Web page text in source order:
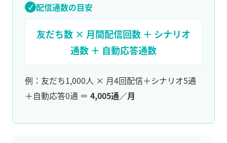
配信通数の目安
友だち数 × 月間配信回数 ＋ シナリオ
通数 ＋ 自動応答通数
例：友だち1,000人 × 月4回配信＋シナリオ5通
＋自動応答0通 ＝ 4,005通／月